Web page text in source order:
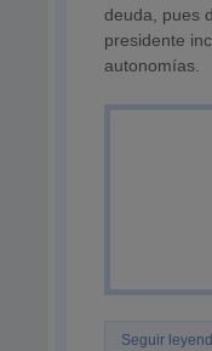
deuda, pues
presidente
autonomías.
Seguir